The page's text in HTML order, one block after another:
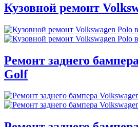
Кузовной ремонт
Ремонт заднего
Golf